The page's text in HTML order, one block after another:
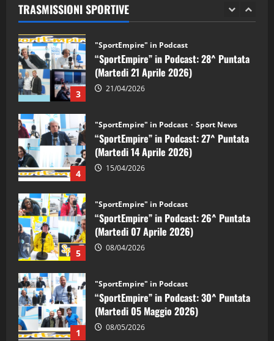
TRASMISSIONI SPORTIVE
3 21/04/2026
4
"SportEmpire" in Podcast
“SportEmpire” in Podcast: 27^ Puntata
(Martedi 14 Aprile 2026)
15/04/2026
5
"SportEmpire" in Podcast
“SportEmpire” in Podcast: 26^ Puntata
(Martedi 07 Aprile 2026)
08/04/2026
1
"SportEmpire" in Podcast
“SportEmpire” in Podcast: 30^ Puntata
(Martedi 05 Maggio 2026)
08/05/2026
2
"SportEmpire" in Podcast
“SportEmpire” in Podcast: 29^ Puntata
(Martedi 28 Aprile 2026)
28/04/2026